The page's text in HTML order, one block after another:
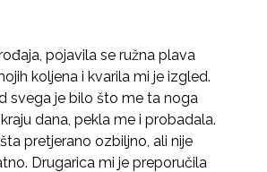
pojavila se ružna plava
koljena i kvarila mi je izgled.
svega je bilo što me ta noga
dana, pekla me i probadala.
pretjerano ozbiljno, ali nije
Drugarica mi je preporučila